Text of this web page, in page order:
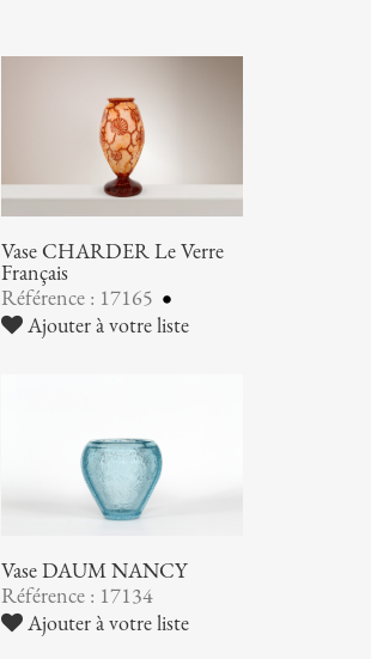
Vase CHARDER Le Verre
Français
Référence : 17165
Ajouter à votre liste
Vase DAUM NANCY
Référence : 17134
Ajouter à votre liste